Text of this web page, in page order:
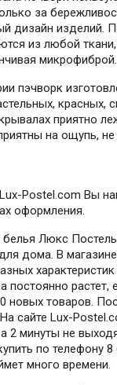
за
дизайн изделий.
из любой
микрофиброй.
пэчворк
красных,
приятно
на ощупь,
Postel.com Вы
оформления.
белья Люкс
дома. В
характеристик
постоянно
новых товаров.
сайте Lux-
2 минуты не
по телефону
много времени.